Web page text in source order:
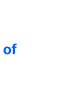
of